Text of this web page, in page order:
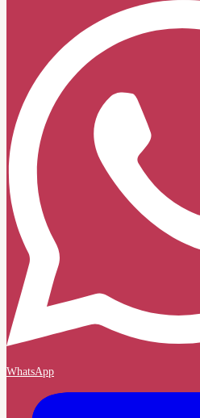
WhatsApp